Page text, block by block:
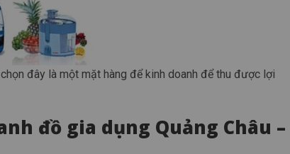
đây là một mặt hàng để kinh doanh để thu được lợi
đồ gia dụng Quảng Châu –